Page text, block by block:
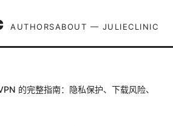
AUTHORSABOUT — JULIECLINIC
的完整指南：隐私保护、下载风险、